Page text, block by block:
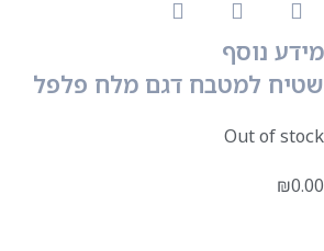
מידע נוסף
שטיח למטבח דגם מלח פלפל
Out of stock
₪0.00